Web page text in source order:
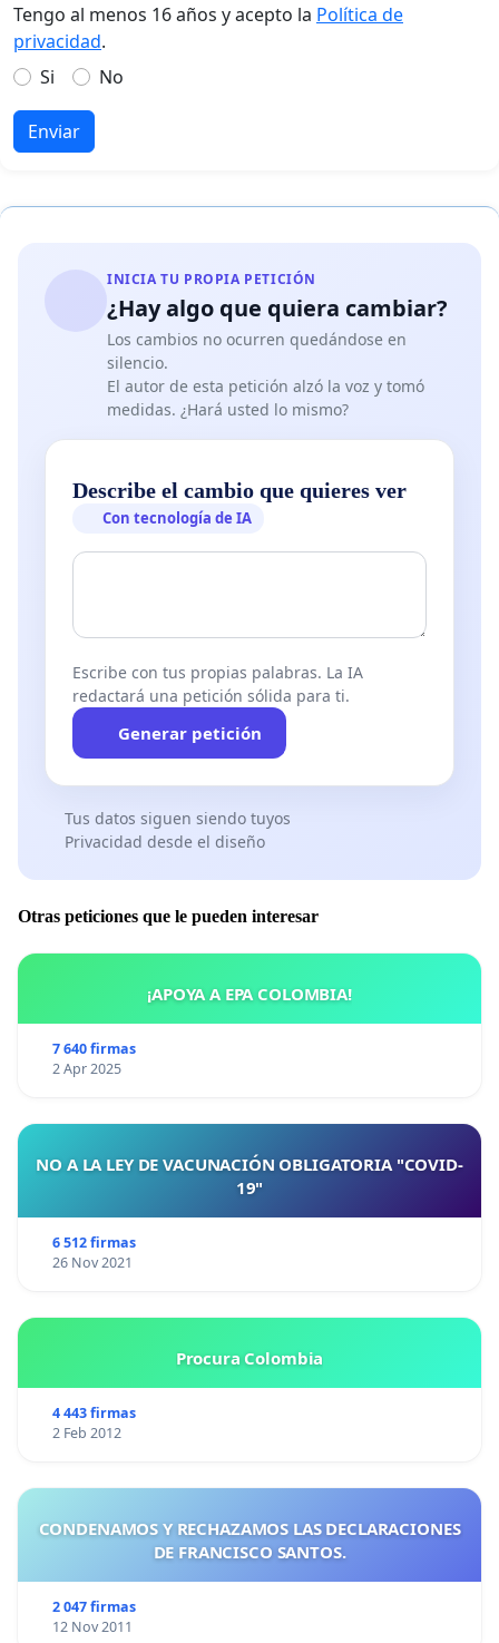
Tengo al menos 16 años y acepto la Política de
privacidad.
Si
No
Enviar
INICIA TU PROPIA PETICIÓN
¿Hay algo que quiera cambiar?
Los cambios no ocurren quedándose en
silencio.
El autor de esta petición alzó la voz y tomó
medidas. ¿Hará usted lo mismo?
Describe el cambio que quieres ver
Con tecnología de IA
Escribe con tus propias palabras. La IA
redactará una petición sólida para ti.
Generar petición
Tus datos siguen siendo tuyos
Privacidad desde el diseño
Otras peticiones que le pueden interesar
¡APOYA A EPA COLOMBIA!
7 640 firmas
2 Apr 2025
NO A LA LEY DE VACUNACIÓN OBLIGATORIA "COVID-
19"
6 512 firmas
26 Nov 2021
Procura Colombia
4 443 firmas
2 Feb 2012
CONDENAMOS Y RECHAZAMOS LAS DECLARACIONES
DE FRANCISCO SANTOS.
2 047 firmas
12 Nov 2011